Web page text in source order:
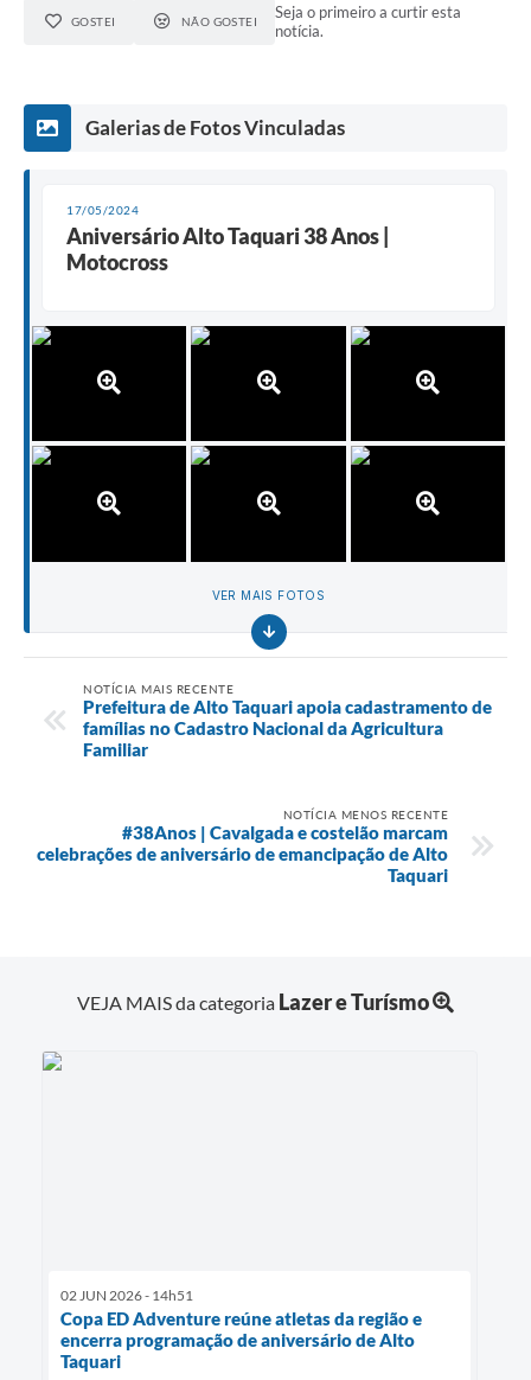
GOSTEI NÃO GOSTEI
Seja o primeiro a curtir esta
notícia.
Galerias de Fotos Vinculadas
17/05/2024
Aniversário Alto Taquari 38 Anos |
Motocross
VER MAIS FOTOS
NOTÍCIA MAIS RECENTE
Prefeitura de Alto Taquari apoia cadastramento de
famílias no Cadastro Nacional da Agricultura
Familiar
NOTÍCIA MENOS RECENTE
#38Anos | Cavalgada e costelão marcam
celebrações de aniversário de emancipação de Alto
Taquari
VEJA MAIS da categoria Lazer e Turísmo
02 JUN 2026 - 14h51
Copa ED Adventure reúne atletas da região e
encerra programação de aniversário de Alto
Taquari